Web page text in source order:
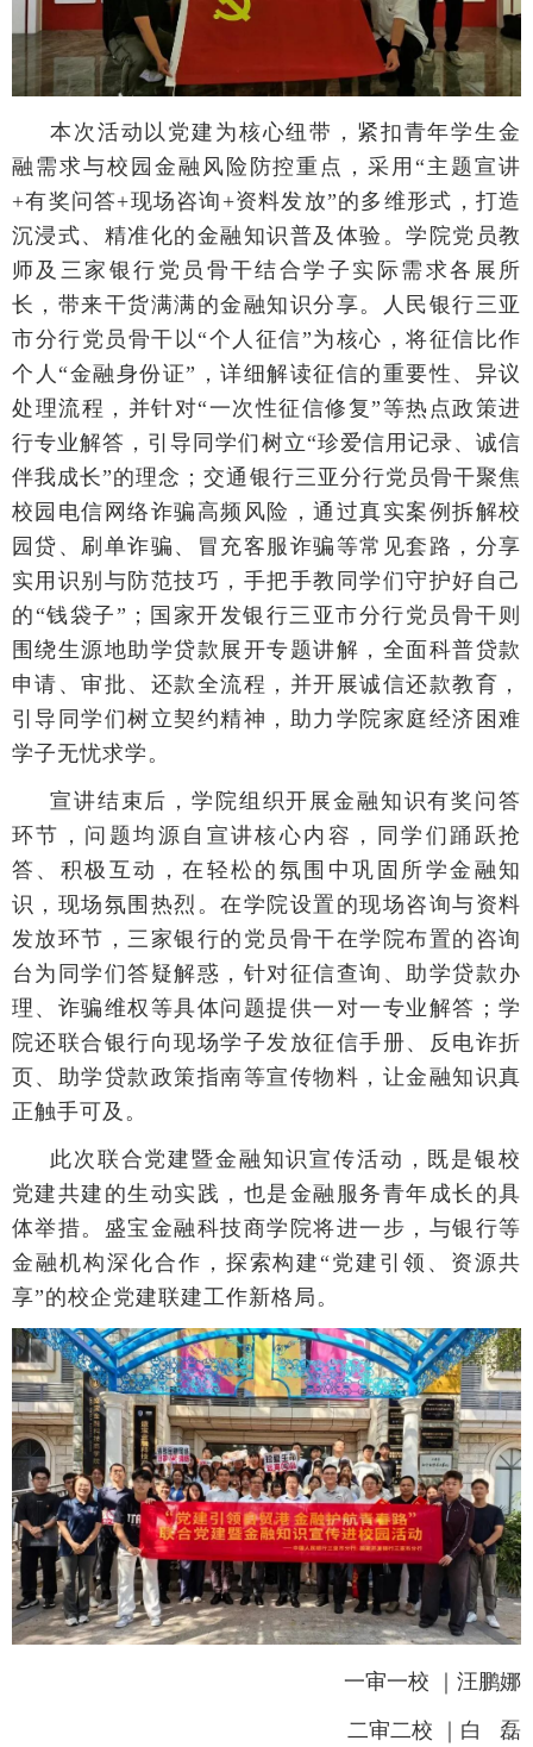
本次活动以党建为核心纽带，紧扣青年学生金
融需求与校园金融风险防控重点，采用 “主题宣讲
+有奖问答+现场咨询 +资料发放”的多维形式，打造
沉浸式、精准化的金融知识普及体验。学院党员教
师及三家银行党员骨干结合学子实际需求各展所
长，带来干货满满的金融知识分享。人民银行三亚
市分行党员骨干以 “个人征信”为核心，将征信比作
个人 “金融身份证” ，详细解读征信的重要性、异议
处理流程，并针对“一次性征信修复”等热点政策进
行专业解答，引导同学们树立“珍爱信用记录、诚信
伴我成长”的理念；交通银行三亚分行党员骨干聚焦
校园电信网络诈骗高频风险，通过真实案例拆解校
园贷、刷单诈骗、冒充客服诈骗等常见套路，分享
实用识别与防范技巧，手把手教同学们守护好自己
的 “钱袋子” ；国家开发银行三亚市分行党员骨干则
围绕生源地助学贷款展开专题讲解，全面科普贷款
申请、审批、还款全流程，并开展诚信还款教育，
引导同学们树立契约精神，助力学院家庭经济困难
学子无忧求学。
宣讲结束后，学院组织开展金融知识有奖问答
环节，问题均源自宣讲核心内容，同学们踊跃抢
答、积极互动，在轻松的氛围中巩固所学金融知
识，现场氛围热烈。在学院设置的现场咨询与资料
发放环节，三家银行的党员骨干在学院布置的咨询
台为同学们答疑解惑，针对征信查询、助学贷款办
理、诈骗维权等具体问题提供一对一专业解答；学
院还联合银行向现场学子发放征信手册、反电诈折
页、助学贷款政策指南等宣传物料，让金融知识真
正触手可及。
此次联合党建暨金融知识宣传活动，既是银校
党建共建的生动实践，也是金融服务青年成长的具
体举措。盛宝金融科技商学院将进一步，与银行等
金融机构深化合作，探索构建 “党建引领、资源共
享”的校企党建联建工作新格局。
一审一校 ｜汪鹏娜
二审二校 ｜白 磊